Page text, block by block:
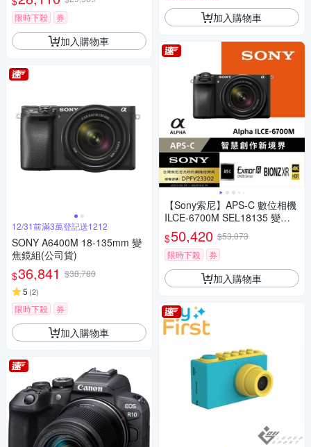
限時下殺
券
加入購物車
12/31前滿3萬登記送1212
SONY A6400M 18-135mm 變
焦鏡組(公司貨)
$36,841 $38,780
5 (2)
限時下殺 券
加入購物車
加入購物車
【Sony索尼】APS-C 數位相機
ILCE-6700M SEL18135 變焦
鏡組 (公司貨 保固18+6個月)
$50,420 $53,073
限時下殺
券
加入購物車